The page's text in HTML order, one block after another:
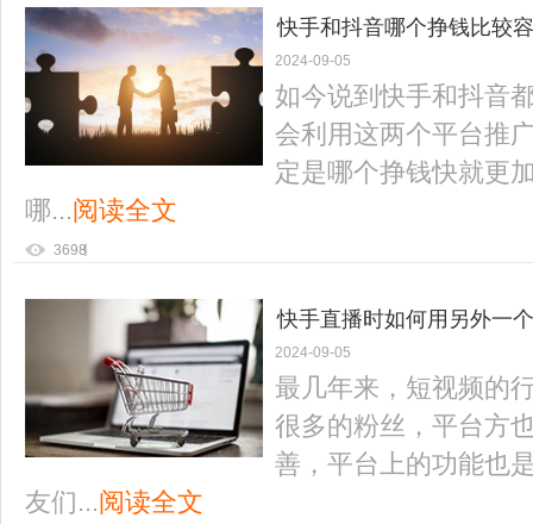
快手和抖音哪个挣钱比较
2024-09-05
如今说到快手和抖音
会利用这两个平台推
定是哪个挣钱快就更
哪...阅读全文
3698
快手直播时如何用另外一
意事项有哪些?
2024-09-05
最几年来，短视频的
很多的粉丝，平台方
善，平台上的功能也
友们...阅读全文